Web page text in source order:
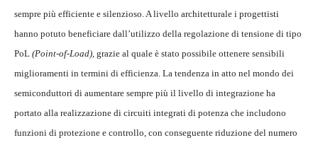
sempre più efficiente e silenzioso. A livello architetturale i progettisti
hanno potuto beneficiare dall’utilizzo della regolazione di tensione di tipo
PoL (Point-of-Load), grazie al quale è stato possibile ottenere sensibili
miglioramenti in termini di efficienza. La tendenza in atto nel mondo dei
semiconduttori di aumentare sempre più il livello di integrazione ha
portato alla realizzazione di circuiti integrati di potenza che includono
funzioni di protezione e controllo, con conseguente riduzione del numero